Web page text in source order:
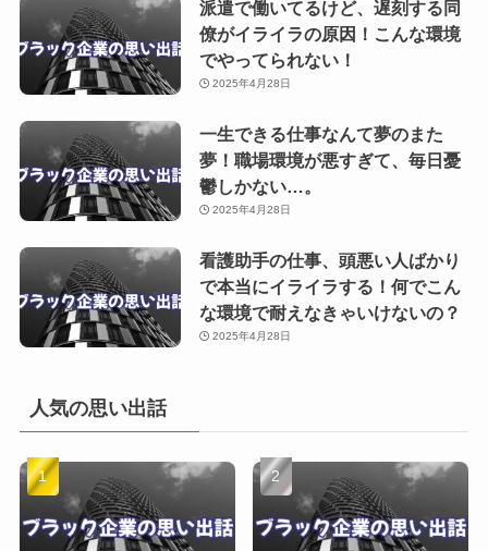
派遣で働いてるけど、遅刻する同
僚がイライラの原因！こんな環境
でやってられない！
2025年4月28日
一生できる仕事なんて夢のまた
夢！職場環境が悪すぎて、毎日憂
鬱しかない…。
2025年4月28日
看護助手の仕事、頭悪い人ばかり
で本当にイライラする！何でこん
な環境で耐えなきゃいけないの？
2025年4月28日
人気の思い出話